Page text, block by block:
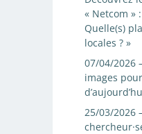
« Netcom »
Quelle(s)
locales ? »
07/04/2026
images
25/03/2026